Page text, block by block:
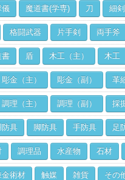
儀 魔道書(学専) 刀 細剣
格闘武器 片手剣 両手斧
書 盾 木工（主） 木工
彫金（主） 彫金（副） 革
調理（主） 調理（副） 採
防具 脚防具 手防具 足
調理品 水産物 石材
金術材 触媒 雑貨 その